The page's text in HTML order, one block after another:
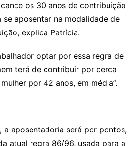
os 30 anos de contribuição
se aposentar na modalidade de
explica Patrícia.
optar por essa regra de
terá de contribuir por cerca
por 42 anos, em média”.
a aposentadoria será por pontos,
atual regra 86/96, usada para a